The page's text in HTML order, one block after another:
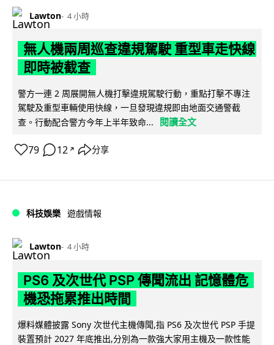
Lawton 4 小時
無人機兩周巡查違規駕駛 重型車走快線
即時被截查
警方一連 2 周展開無人機打擊違規駕駛行動，重點打擊不專注
駕駛及重型車輛使用快線，一旦發現違規即由地面交通警截
查。行動配合警方今年上半年致命...
閱讀全文
79 12 ↗ 分享
科技娛樂 遊戲情報
Lawton 4 小時
PS6 及次世代 PSP 傳聞流出 記憶體危
機恐拖累推出時間
爆料媒體披露 Sony 次世代主機傳聞,指 PS6 及次世代 PSP 手提
裝置預計 2027 年底推出,分別為一款強大家用主機及一款性能